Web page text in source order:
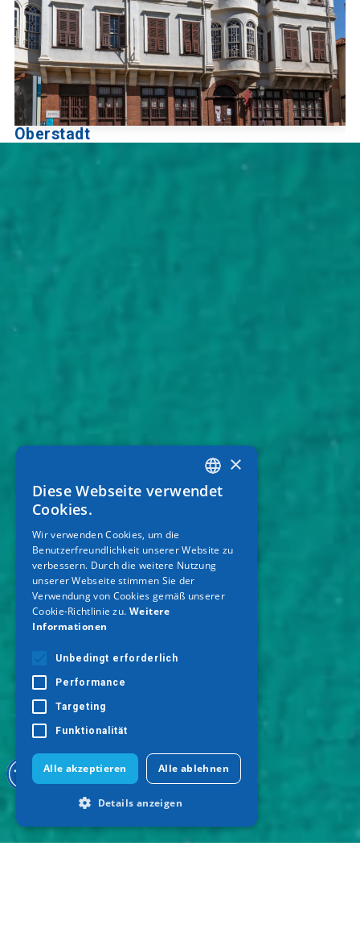
Oberstadt
GREEK
GERMAN
×
Diese Webseite verwendet
Cookies.
Wir verwenden Cookies, um die
Benutzerfreundlichkeit unserer Website zu
verbessern. Durch die weitere Nutzung
unserer Webseite stimmen Sie der
Verwendung von Cookies gemäß unserer
Cookie-Richtlinie zu. Weitere
Informationen
Unbedingt erforderlich
Performance
Targeting
Funktionalität
Alle akzeptieren Alle ablehnen
Details anzeigen